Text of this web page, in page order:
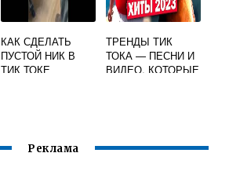
КАК СДЕЛАТЬ
ПУСТОЙ НИК В
ТИК ТОКЕ
ТРЕНДЫ ТИК
ТОКА — ПЕСНИ И
ВИДЕО, КОТОРЫЕ
Реклама